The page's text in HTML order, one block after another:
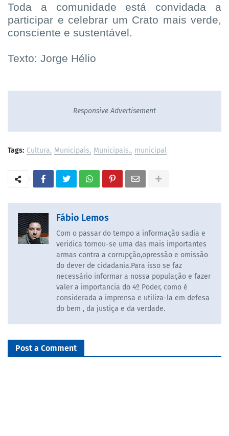
Toda a comunidade está convidada a
participar e celebrar um Crato mais verde,
consciente e sustentável.
Texto: Jorge Hélio
Responsive Advertisement
Tags: Cultura Municipais Municipais. municipal
Fábio Lemos
Com o passar do tempo a informação sadia e
veridica tornou-se uma das mais importantes
armas contra a corrupção,opressão e omissão
do dever de cidadania.Para isso se faz
necessário informar a nossa população e fazer
valer a importancia do 4º Poder, como é
considerada a imprensa e utiliza-la em defesa
do bem , da justiça e da verdade.
Post a Comment